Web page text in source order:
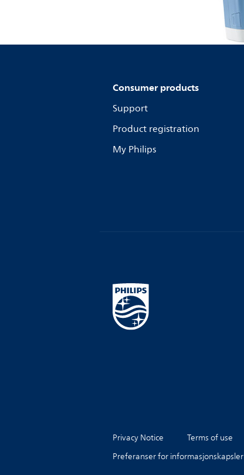
Consumer products
Support
Product registration
My Philips
Privacy Notice Terms of use
Preferanser for informasjonskapsler